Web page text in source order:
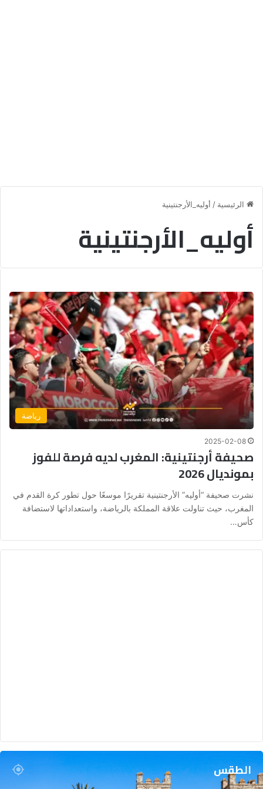
الرئيسية / أوليه_الأرجنتينية
أوليه_الأرجنتينية
رياضة
2025-02-08
صحيفة أرجنتينية: المغرب لديه فرصة للفوز
بمونديال 2026
نشرت صحيفة “أوليه” الأرجنتينية تقريرًا موسعًا حول تطور كرة القدم في
المغرب، حيث تناولت علاقة المملكة بالرياضة، واستعداداتها لاستضافة
كأس…
الطقس